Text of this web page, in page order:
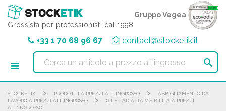
Grossista per professionisti dal 1998
Gruppo Vegea
+33 1 70 68 96 67 contact@stocketik.it

STOCKETIK > PRODOTTI A PREZZI ALL'INGROSSO >
ABBIGLIAMENTO DA
LAVORO A PREZZI ALL'INGROSSO
>
GILET AD ALTA VISIBILITÀ A PREZZI
ALL'INGROSSO
Pannello di gestione dei cookies